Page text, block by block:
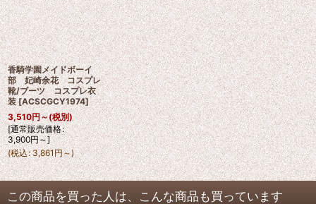
香騎学園メイドボーイ
部 妃崎余花 コスプレ
靴/ブーツ コスプレ衣
装 [ACSCGCY1974]
3,510円 ～(税別)
[通常販売価格:
3,900円～]
(税込: 3,861円～)
この商品を買った人は、こんな商品も買っています